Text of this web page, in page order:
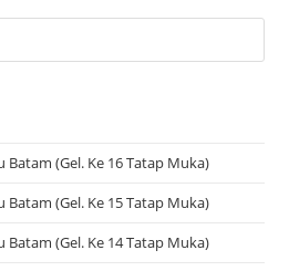
(Gel. Ke 16 Tatap Muka)
(Gel. Ke 15 Tatap Muka)
(Gel. Ke 14 Tatap Muka)